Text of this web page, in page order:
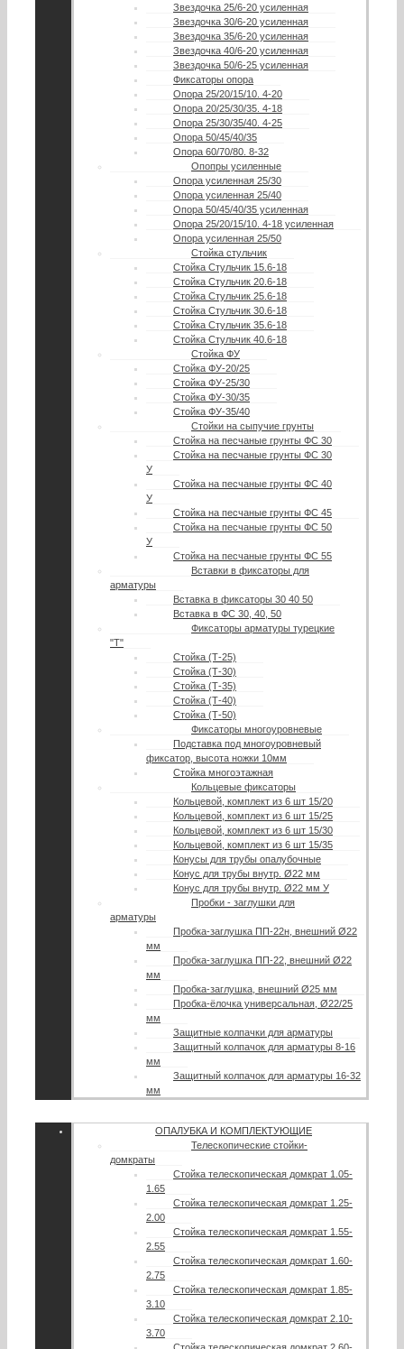
Звездочка 25/6-20 усиленная
Звездочка 30/6-20 усиленная
Звездочка 35/6-20 усиленная
Звездочка 40/6-20 усиленная
Звездочка 50/6-25 усиленная
Фиксаторы опора
Опора 25/20/15/10. 4-20
Опора 20/25/30/35. 4-18
Опора 25/30/35/40. 4-25
Опора 50/45/40/35
Опора 60/70/80. 8-32
Опопры усиленные
Опора усиленная 25/30
Опора усиленная 25/40
Опора 50/45/40/35 усиленная
Опора 25/20/15/10. 4-18 усиленная
Опора усиленная 25/50
Стойка стульчик
Стойка Стульчик 15.6-18
Стойка Стульчик 20.6-18
Стойка Стульчик 25.6-18
Стойка Стульчик 30.6-18
Стойка Стульчик 35.6-18
Стойка Стульчик 40.6-18
Стойка ФУ
Стойка ФУ-20/25
Стойка ФУ-25/30
Стойка ФУ-30/35
Стойка ФУ-35/40
Стойки на сыпучие грунты
Стойка на песчаные грунты ФС 30
Стойка на песчаные грунты ФС 30
У
Стойка на песчаные грунты ФС 40
У
Стойка на песчаные грунты ФС 45
Стойка на песчаные грунты ФС 50
У
Стойка на песчаные грунты ФС 55
Вставки в фиксаторы для
арматуры
Вставка в фиксаторы 30 40 50
Вставка в ФС 30, 40, 50
Фиксаторы арматуры турецкие
"Т"
Стойка (Т-25)
Стойка (Т-30)
Стойка (Т-35)
Стойка (Т-40)
Стойка (Т-50)
Фиксаторы многоуровневые
Подставка под многоуровневый
фиксатор, высота ножки 10мм
Стойка многоэтажная
Кольцевые фиксаторы
Кольцевой, комплект из 6 шт 15/20
Кольцевой, комплект из 6 шт 15/25
Кольцевой, комплект из 6 шт 15/30
Кольцевой, комплект из 6 шт 15/35
Конусы для трубы опалубочные
Конус для трубы внутр. Ø22 мм
Конус для трубы внутр. Ø22 мм У
Пробки - заглушки для
арматуры
Пробка-заглушка ПП-22н, внешний Ø22
мм
Пробка-заглушка ПП-22, внешний Ø22
мм
Пробка-заглушка, внешний Ø25 мм
Пробка-ёлочка универсальная, Ø22/25
мм
Защитные колпачки для арматуры
Защитный колпачок для арматуры 8-16
мм
Защитный колпачок для арматуры 16-32
мм
ОПАЛУБКА И КОМПЛЕКТУЮЩИЕ
Телескопические стойки-
домкраты
Стойка телескопическая домкрат 1.05-
1.65
Стойка телескопическая домкрат 1.25-
2.00
Стойка телескопическая домкрат 1.55-
2.55
Стойка телескопическая домкрат 1.60-
2.75
Стойка телескопическая домкрат 1.85-
3.10
Стойка телескопическая домкрат 2.10-
3.70